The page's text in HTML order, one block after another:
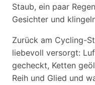
Staub, ein paar
Gesichter und
Zurück am Cycling-
liebevoll versorgt:
gecheckt, Ketten
Reih und Glied und